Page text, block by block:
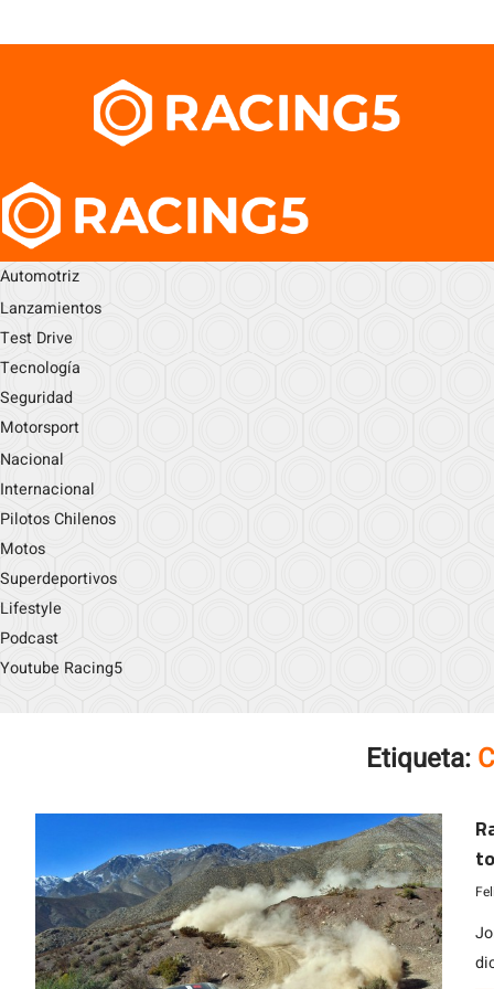
Automotriz
Lanzamientos
Test Drive
Tecnología
Seguridad
Motorsport
Nacional
Internacional
Pilotos Chilenos
Motos
Superdeportivos
Lifestyle
Podcast
Youtube Racing5
Etiqueta: